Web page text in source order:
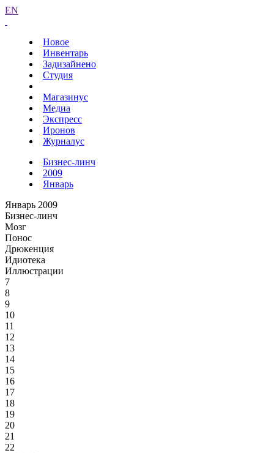
EN
Новое
Инвентарь
Задизайнено
Студия
Магазинус
Медиа
Экспресс
Иронов
Журналус
Бизнес-линч
2009
Январь
Январь 2009
Бизнес-линч
Мозг
Понос
Дрюкенция
Идиотека
Иллюстрации
7
8
9
10
11
12
13
14
15
16
17
18
19
20
21
22